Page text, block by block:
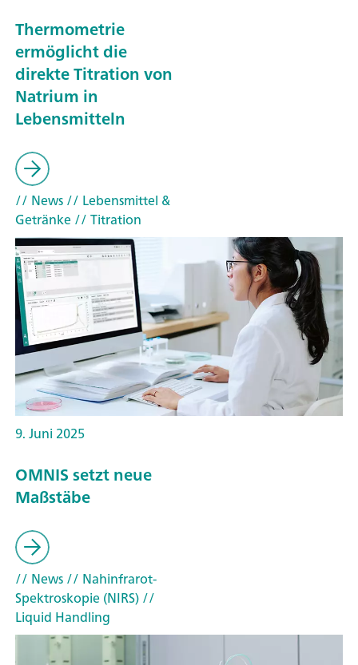
Thermometrie
ermöglicht die
direkte Titration von
Natrium in
Lebensmitteln
// News// Lebensmittel &
Getränke// Titration
9. Juni 2025
OMNIS setzt neue
Maßstäbe
// News// Nahinfrarot-
Spektroskopie (NIRS)//
Liquid Handling